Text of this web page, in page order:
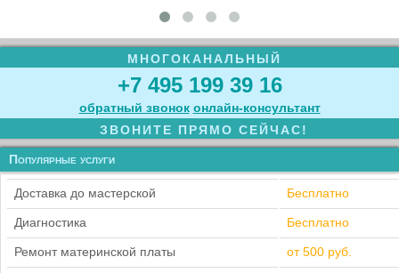
МНОГОКАНАЛЬНЫЙ
+7 495 199 39 16
обратный звонок онлайн‑консультант
ЗВОНИТЕ ПРЯМО СЕЙЧАС!
Популярные услуги
Доставка до мастерской Бесплатно
Диагностика Бесплатно
Ремонт материнской платы от 500 руб.